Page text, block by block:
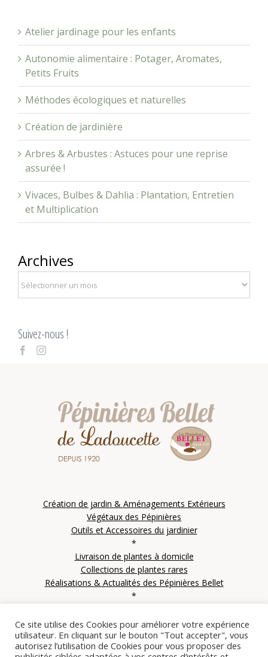
Petits Fruits
assurée !
et Multiplication
Archives
Suivez-nous !
Végétaux des Pépinières
Outils et Accessoires du jardinier
*
Collections de plantes rares
Réalisations & Actualités des Pépinières Bellet
*
© Copyright 2021 SARL Le clos des IFS – Les pépinières Bellet de Ladoucette – Tous
Ce site utilise des Cookies pour améliorer votre expérience
utilisateur. En cliquant sur le bouton "Tout accepter", vous
autorisez l’utilisation de Cookies pour vous proposer des